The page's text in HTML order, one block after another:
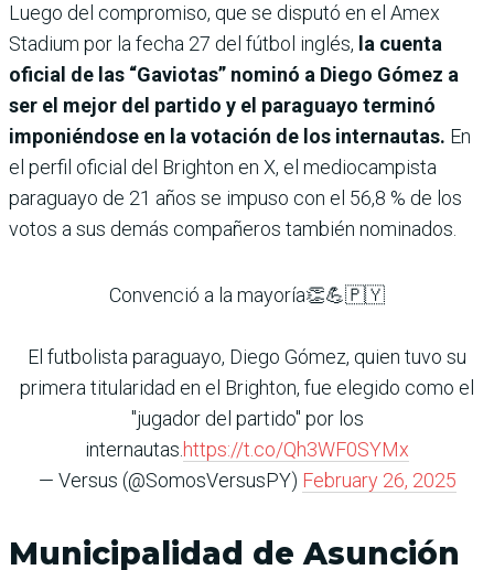
Luego del compromiso, que se disputó en el Amex
Stadium por la fecha 27 del fútbol inglés, la cuenta
oficial de las “Gaviotas” nominó a Diego Gómez a
ser el mejor del partido y el paraguayo terminó
imponiéndose en la votación de los internautas. En
el perfil oficial del Brighton en X, el mediocampista
paraguayo de 21 años se impuso con el 56,8 % de los
votos a sus demás compañeros también nominados.
Convenció a la mayoría👏💪🇵🇾
El futbolista paraguayo, Diego Gómez, quien tuvo su
primera titularidad en el Brighton, fue elegido como el
"jugador del partido" por los
internautas. https://t.co/Qh3WF0SYMx
— Versus (@SomosVersusPY) February 26, 2025
Municipalidad de Asunción